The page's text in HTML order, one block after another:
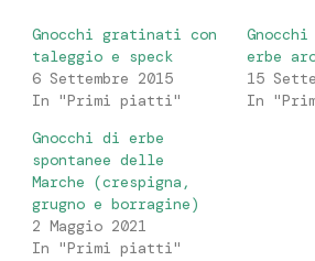
Gnocchi gratinati con
taleggio e speck
6 Settembre 2015
In "Primi piatti"
erbe
15
In
Gnocchi di erbe
spontanee delle
Marche (crespigna,
grugno e borragine)
2 Maggio 2021
In "Primi piatti"